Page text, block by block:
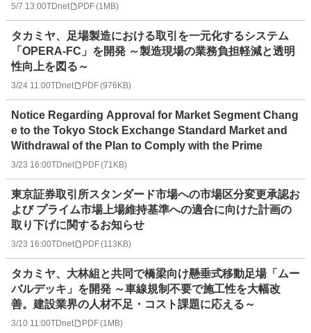
5/7 13:00TDnet PDF(1MB)
タカミヤ、足場製造における取引を一元化するシステム
「OPERA-FC」を開発 ～製造現場の業務負担軽減と透明
性向上を図る～
3/24 11:00TDnet PDF(976KB)
Notice Regarding Approval for Market Segment Chang
e to the Tokyo Stock Exchange Standard Market and
Withdrawal of the Plan to Comply with the Prime
3/23 16:00TDnet PDF(71KB)
東京証券取引所スタンダード市場への市場区分変更承認お
よび プライム市場上場維持基準への適合に向けた計画の
取り下げに関するお知らせ
3/23 16:00TDnet PDF(113KB)
タカミヤ、大林組と共同で橋梁向け懸垂式移動足場「ムー
バルデッキ」を開発 ～車線規制不要で施工性を大幅改
善。建設業界の人材不足・コスト課題に応える～
3/10 11:00TDnet PDF(1MB)